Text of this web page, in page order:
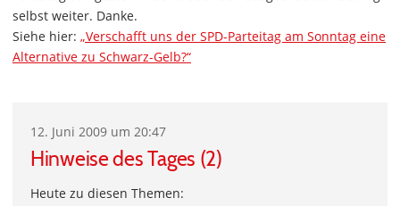
selbst weiter. Danke.
Siehe hier: „Verschafft uns der SPD-Parteitag am Sonntag eine
Alternative zu Schwarz-Gelb?“
12. Juni 2009 um 20:47
Hinweise des Tages (2)
Heute zu diesen Themen: